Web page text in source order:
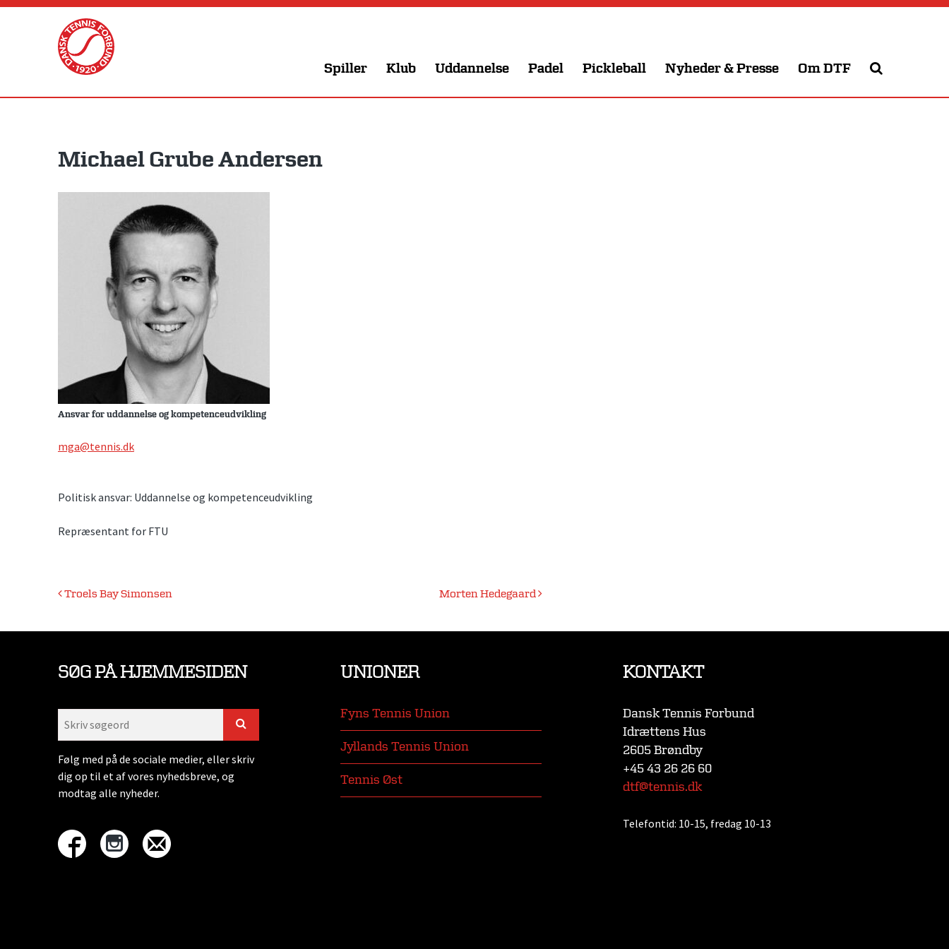
Skip
Spiller Klub Uddannelse Padel Pickleball Nyheder & Presse Om DTF
Michael Grube Andersen
Ansvar for uddannelse og kompetenceudvikling
mga@tennis.dk
Politisk ansvar: Uddannelse og kompetenceudvikling
Repræsentant for FTU
Indlægsnavigation
Troels Bay Simonsen Morten Hedegaard
SØG PÅ HJEMMESIDEN
Følg med på de sociale medier, eller skriv
dig op til et af vores nyhedsbreve, og
modtag alle nyheder.
UNIONER
Fyns Tennis Union
Jyllands Tennis Union
Tennis Øst
KONTAKT
Dansk Tennis Forbund
Idrættens Hus
2605 Brøndby
+45 43 26 26 60
dtf@tennis.dk
Telefontid: 10-15, fredag 10-13